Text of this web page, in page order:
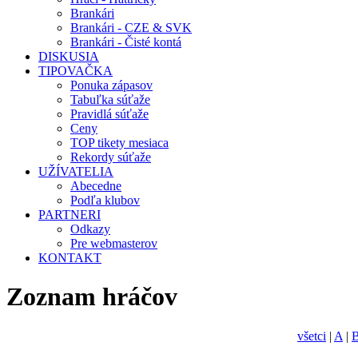
Brankári
Brankári - CZE & SVK
Brankári - Čisté kontá
DISKUSIA
TIPOVAČKA
Ponuka zápasov
Tabuľka súťaže
Pravidlá súťaže
Ceny
TOP tikety mesiaca
Rekordy súťaže
UŽÍVATELIA
Abecedne
Podľa klubov
PARTNERI
Odkazy
Pre webmasterov
KONTAKT
Zoznam hráčov
všetci | A |